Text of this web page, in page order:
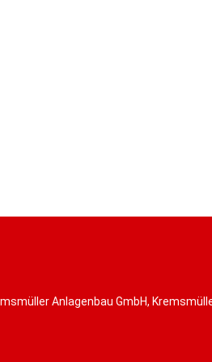
Anlagenbau GmbH,